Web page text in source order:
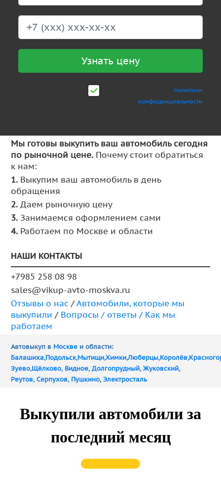
Узнать цену
политики
конфиденциальности
Мы готовы выкупить ваш автомобиль сегодня
по рыночной цене. Почему стоит обратиться
к нам:
1. Выкупим ваш автомобиль в день
обращения
2. Даем рыночную цену
3. Занимаемся оформлением сами
4. Работаем по Москве и области
НАШИ КОНТАКТЫ
+7985 258 08 98
sales@vikup-avto-moskva.ru
Отзывы о нас /Автомобили, которые мы
выкупили / Вопросы / ответы / Как мы
работаем
Автовыкуп в Москвеи области:
Балашиха,Подольск,Мытищи,Химки,Люберцы,Королёв,
Зуево,Щёлково, Видное, Долгопрудный, Жуковский,
Реутов, Серпухов, Пушкино, Электросталь
Выкупили автомобили за
последний месяц